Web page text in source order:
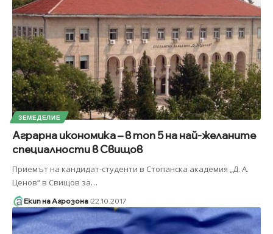
ЗЕМЕДЕЛИЕ
Аграрна икономика – в топ 5 на най-желаните
специалности в Свищов
Приемът на кандидат-студенти в Стопанска академия „Д. А.
Ценов“ в Свищов за…
Екип на Агрозона 22.10.2017